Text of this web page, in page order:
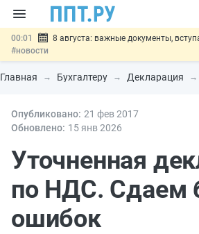
00:01
8 августа: важные документы,
#новости
07.08 Подписан закон о блокировке продажи
«Честный знак»#новости
07.08 Госпошлину за устранение ошибок в
отменить#новости
отношений
Главная Бухгалтеру Декларация
Опубликовано: 21 фев2017
Обновлено: 15 янв2026
Уточненная
по НДС. Сдаем
ошибок